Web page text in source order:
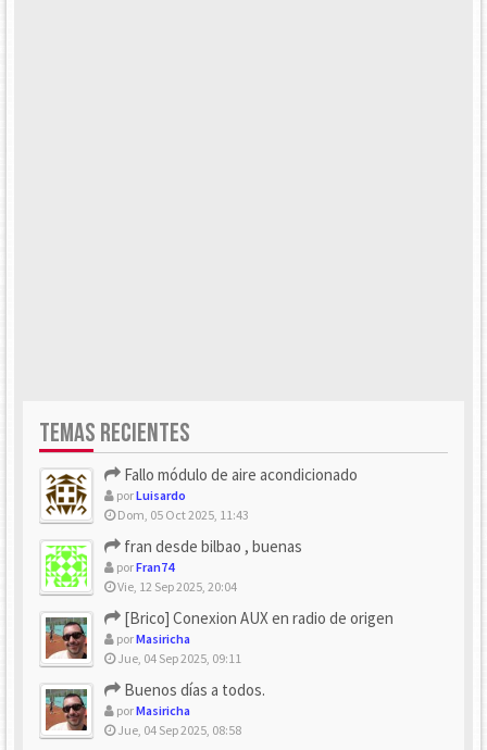
TEMAS RECIENTES
Fallo módulo de aire acondicionado
porLuisardo
Dom, 05 Oct 2025, 11:43
fran desde bilbao , buenas
porFran74
Vie, 12 Sep 2025, 20:04
[Brico] Conexion AUX en radio de origen
porMasiricha
Jue, 04 Sep 2025, 09:11
Buenos días a todos.
porMasiricha
Jue, 04 Sep 2025, 08:58